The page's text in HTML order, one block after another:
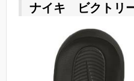
ナイキ ビクトリ